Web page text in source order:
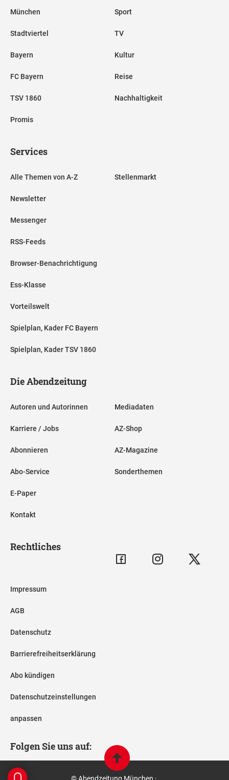
München
Stadtviertel
Bayern
FC Bayern
TSV 1860
Promis
Sport
TV
Kultur
Reise
Nachhaltigkeit
Services
Alle Themen von A-Z
Newsletter
Messenger
RSS-Feeds
Browser-Benachrichtigung
Ess-Klasse
Vorteilswelt
Spielplan, Kader FC Bayern
Spielplan, Kader TSV 1860
Stellenmarkt
Die Abendzeitung
Autoren und Autorinnen
Karriere / Jobs
Abonnieren
Abo-Service
E-Paper
Kontakt
Mediadaten
AZ-Shop
AZ-Magazine
Sonderthemen
Rechtliches
Impressum
AGB
Datenschutz
Barrierefreiheitserklärung
Abo kündigen
Datenschutzeinstellungen
anpassen
Folgen Sie uns auf:
© Abendzeitung München ·